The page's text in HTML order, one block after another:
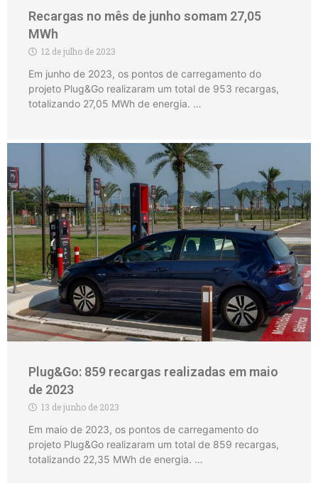
Recargas no mês de junho somam 27,05
MWh
12 de julho de 2023
Em junho de 2023, os pontos de carregamento do
projeto Plug&Go realizaram um total de 953 recargas,
totalizando 27,05 MWh de energia. …
Plug&Go: 859 recargas realizadas em maio
de 2023
13 de junho de 2023
Em maio de 2023, os pontos de carregamento do
projeto Plug&Go realizaram um total de 859 recargas,
totalizando 22,35 MWh de energia. …